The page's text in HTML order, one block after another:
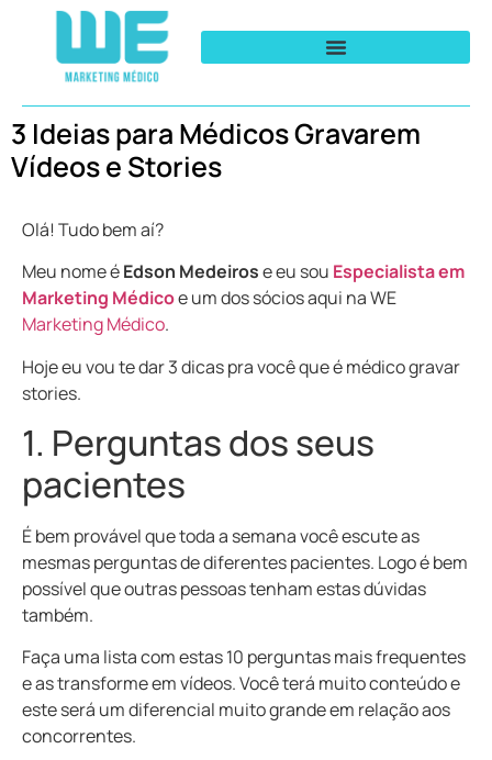
3 Ideias para Médicos Gravarem
Vídeos e Stories
Olá! Tudo bem aí?
Meu nome éEdson Medeirose eu sou Especialista em
Marketing Médicoe um dos sócios aqui na WE
Marketing Médico.
Hoje eu vou te dar 3 dicas pra você que é médico gravar
stories.
1. Perguntas dos seus
pacientes
É bem provável que toda a semana você escute as
mesmas perguntas de diferentes pacientes. Logo é bem
possível que outras pessoas tenham estas dúvidas
também.
Faça uma lista com estas 10 perguntas mais frequentes
e as transforme em vídeos. Você terá muito conteúdo e
este será um diferencial muito grande em relação aos
concorrentes.